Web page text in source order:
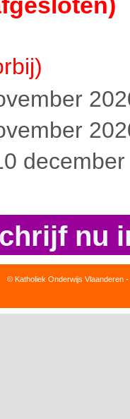
nu
© Katholiek Onderwijs Vlaanderen